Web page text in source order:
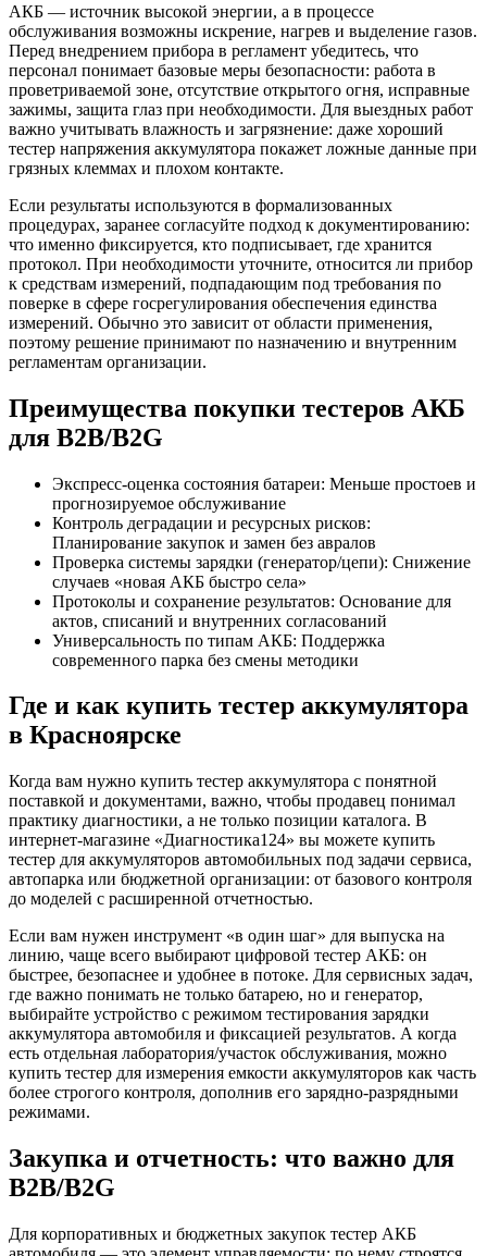
АКБ — источник высокой энергии, а в процессе
обслуживания возможны искрение, нагрев и выделение газов.
Перед внедрением прибора в регламент убедитесь, что
персонал понимает базовые меры безопасности: работа в
проветриваемой зоне, отсутствие открытого огня, исправные
зажимы, защита глаз при необходимости. Для выездных работ
важно учитывать влажность и загрязнение: даже хороший
тестер напряжения аккумулятора покажет ложные данные при
грязных клеммах и плохом контакте.
Если результаты используются в формализованных
процедурах, заранее согласуйте подход к документированию:
что именно фиксируется, кто подписывает, где хранится
протокол. При необходимости уточните, относится ли прибор
к средствам измерений, подпадающим под требования по
поверке в сфере госрегулирования обеспечения единства
измерений. Обычно это зависит от области применения,
поэтому решение принимают по назначению и внутренним
регламентам организации.
Преимущества покупки тестеров АКБ
для B2B/B2G
Экспресс-оценка состояния батареи: Меньше простоев и
прогнозируемое обслуживание
Контроль деградации и ресурсных рисков:
Планирование закупок и замен без авралов
Проверка системы зарядки (генератор/цепи): Снижение
случаев «новая АКБ быстро села»
Протоколы и сохранение результатов: Основание для
актов, списаний и внутренних согласований
Универсальность по типам АКБ: Поддержка
современного парка без смены методики
Где и как купить тестер аккумулятора
в Красноярске
Когда вам нужно купить тестер аккумулятора с понятной
поставкой и документами, важно, чтобы продавец понимал
практику диагностики, а не только позиции каталога. В
интернет-магазине «Диагностика124» вы можете купить
тестер для аккумуляторов автомобильных под задачи сервиса,
автопарка или бюджетной организации: от базового контроля
до моделей с расширенной отчетностью.
Если вам нужен инструмент «в один шаг» для выпуска на
линию, чаще всего выбирают цифровой тестер АКБ: он
быстрее, безопаснее и удобнее в потоке. Для сервисных задач,
где важно понимать не только батарею, но и генератор,
выбирайте устройство с режимом тестирования зарядки
аккумулятора автомобиля и фиксацией результатов. А когда
есть отдельная лаборатория/участок обслуживания, можно
купить тестер для измерения емкости аккумуляторов как часть
более строгого контроля, дополнив его зарядно-разрядными
режимами.
Закупка и отчетность: что важно для
B2B/B2G
Для корпоративных и бюджетных закупок тестер АКБ